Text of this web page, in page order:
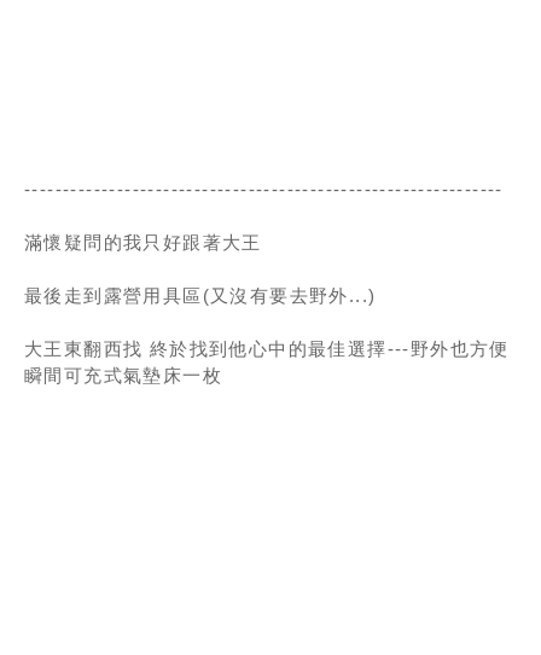
--------------------------------------------------------------
滿懷疑問的我只好跟著大王
最後走到露營用具區(又沒有要去野外...)
大王東翻西找 終於找到他心中的最佳選擇---野外也方便
瞬間可充式氣墊床一枚